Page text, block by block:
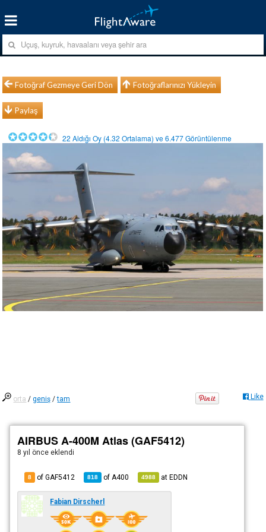
Fotoğraf Gezmeye Geri Dön Fotoğraflarınızı Yükleyin
Paylaş
22 Aldığı Oy (4.32 Ortalama) ve6.477Görüntülenme
orta /geniş /tam Like
AIRBUS A-400M Atlas (GAF5412)
8 yıl önce eklendi
8 of GAF5412 818 of A400 4988 atEDDN
Fabian Dirscherl